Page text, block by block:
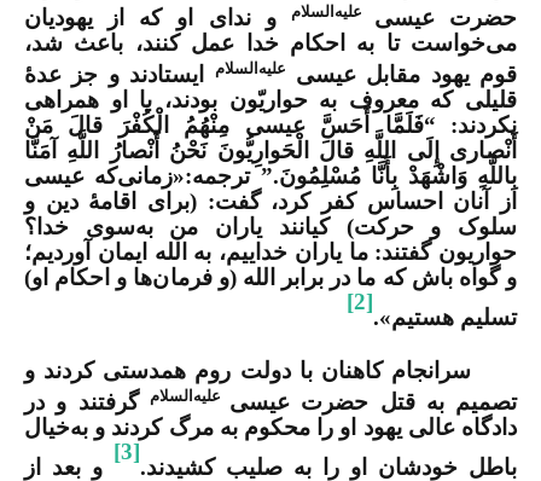
حضرت عیسی علیه‌السلام
و ندای او که از یهودیان
می‌خواست تا به احکام خدا عمل کنند، باعث شد،
قوم یهود مقابل عیسی
علیه‌السلام
ایستادند و جز عدۀ
قلیلی که معروف به حواریّون بودند، با او همراهی
نکردند:
“فَلَمَّا أَحَسَّ عیسی مِنْهُمُ الْکُفْرَ قالَ مَنْ
أَنْصاری إِلَی اللَّهِ قالَ الْحَوارِیُّونَ نَحْنُ أَنْصارُ اللَّهِ آمَنَّا
بِاللَّهِ وَاشْهَدْ بِأَنَّا مُسْلِمُونَ.” ترجمه:«زمانی‌که عیسی
از آنان احساس کفر کرد، گفت: (برای اقامۀ دین و
سلوک و حرکت)کیانند یاران من به‌سوی خدا؟
حواریون گفتند: ما یاران خداییم، به الله ایمان آوردیم؛
و گواه باش که ما در برابر الله (و فرمان‌ها و احکام او)
تسلیم هستیم».
[2]
سرانجام کاهنان با دولت روم همدستی کردند و
تصمیم به قتل حضرت عیسی علیه‌السلام گرفتند و در
دادگاه عالی یهود او را محکوم به مرگ کردند و به‌خیال
باطل خودشان او را به صلیبکشیدند.
[3]
و بعد از